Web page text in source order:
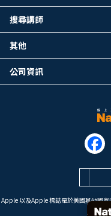
Apple 以及Apple 標誌是於美國其他國
搜尋講師
其他
公司資訊